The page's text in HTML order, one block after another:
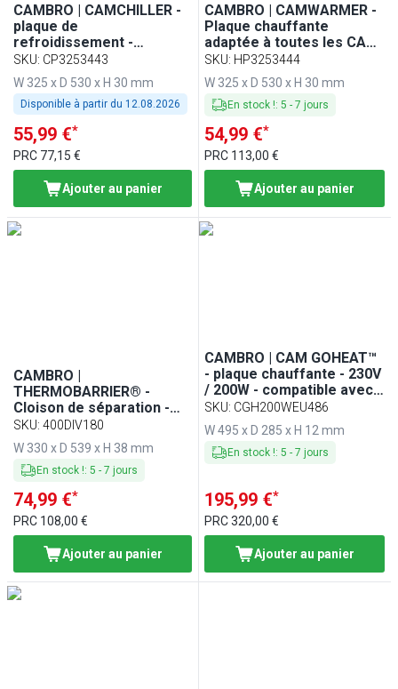
CAMBRO | CAMCHILLER -
plaque de
refroidissement -
compatible avec toutes
les CAM GOBOXEN® GN
1/1 - Bleu
SKU: CP3253443
W 325 x D 530 x H 30 mm
Disponible à partir du 12.08.2026
55,99 €*
PRC 77,15 €
Ajouter au panier
CAMBRO | CAMWARMER -
Plaque chauffante
adaptée à toutes les CAM
GOBOX® GN 1/1 - Rouge
SKU: HP3253444
W 325 x D 530 x H 30 mm
En stock !:5 -7 jours
54,99 €*
PRC 113,00 €
Ajouter au panier
CAMBRO |
THERMOBARRIER® -
Cloison de séparation -
compatible avec les
séries UPC400, UPCS400
et UPC800 - Gris
SKU: 400DIV180
W 330 x D 539 x H 38 mm
En stock !: 5 - 7 jours
74,99 €*
PRC 108,00 €
Ajouter au panier
CAMBRO | CAM GOHEAT™
- plaque chauffante - 230V
/ 200W - compatible avec
les CAM GOBOXEN®
SKU: CGH200WEU486
W 495 x D 285 x H 12 mm
En stock !:5 -7 jours
195,99 €*
PRC320,00 €
Ajouter au panier